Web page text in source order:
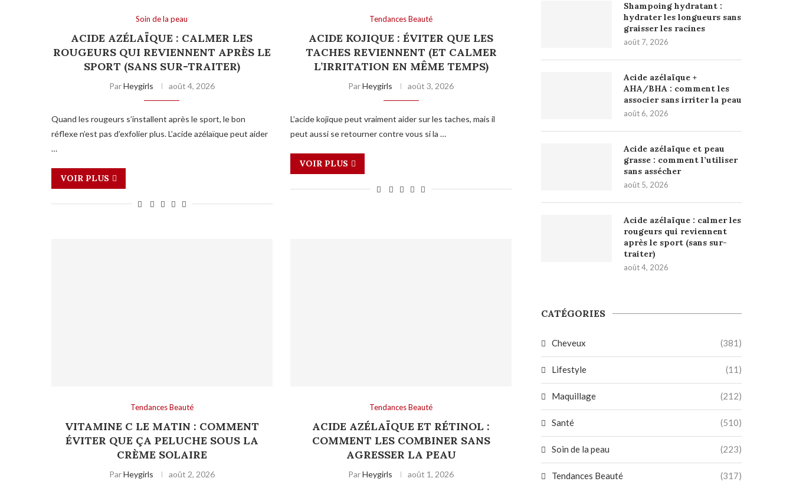
Soin de la peau
ACIDE AZÉLAÏQUE : CALMER LES
ROUGEURS QUI REVIENNENT APRÈS LE
SPORT (SANS SUR-TRAITER)
ParHeygirls août 4, 2026
Quand les rougeurs s’installent après le sport, le bon
réflexe n’est pas d’exfolier plus. L’acide azélaïque peut aider
…
VOIR PLUS
Tendances Beauté
ACIDE KOJIQUE : ÉVITER QUE LES
TACHES REVIENNENT (ET CALMER
L’IRRITATION EN MÊME TEMPS)
ParHeygirls août 3, 2026
L’acide kojique peut vraiment aider sur les taches, mais il
peut aussi se retourner contre vous si la …
VOIR PLUS
Tendances Beauté
VITAMINE C LE MATIN : COMMENT
ÉVITER QUE ÇA PELUCHE SOUS LA
CRÈME SOLAIRE
ParHeygirls août 2, 2026
Tendances Beauté
ACIDE AZÉLAÏQUE ET RÉTINOL :
COMMENT LES COMBINER SANS
AGRESSER LA PEAU
ParHeygirls août 1, 2026
Shampoing hydratant :
hydrater les longueurs sans
graisser les racines
août 7, 2026
Acide azélaïque +
AHA/BHA : comment les
associer sans irriter la peau
août 6, 2026
Acide azélaïque et peau
grasse : comment l’utiliser
sans assécher
août 5, 2026
Acide azélaïque : calmer les
rougeurs qui reviennent
après le sport (sans sur-
traiter)
août 4, 2026
CATÉGORIES
Cheveux (381)
Lifestyle (11)
Maquillage (212)
Santé (510)
Soin de la peau (223)
Tendances Beauté (317)